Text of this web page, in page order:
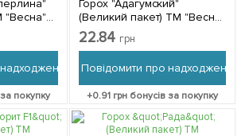
"Весна"
покупку
Горох "Адагумский"
(Великий пакет) ТМ "Весна"
20г
22.84 грн
Повідомити про надходження
+0.91 грн бонусів за покупку